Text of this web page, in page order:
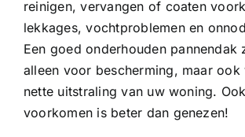
reinigen, vervangen of coaten
lekkages, vochtproblemen en
Een goed onderhouden pannendak
alleen voor bescherming, maar ook
nette uitstraling van uw woning.
voorkomen is beter dan genezen!